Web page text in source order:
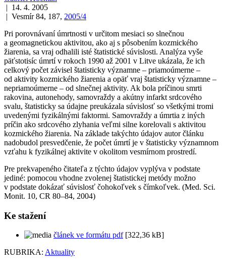
| 14. 4. 2005
| Vesmír 84, 187, 2005/4
Pri porovnávaní úmrtnosti v určitom mesiaci so slnečnou
a geomagnetickou aktivitou, ako aj s pôsobením kozmického
žiarenia, sa vraj odhalili isté štatistické súvislosti. Analýza vyše
päťstotisíc úmrtí v rokoch 1990 až 2001 v Litve ukázala, že ich
celkový počet závisel štatisticky významne – priamoúmerne –
od aktivity kozmického žiarenia a opäť vraj štatisticky významne –
nepriamoúmerne – od slnečnej aktivity. Ak bola príčinou smrti
rakovina, autonehody, samovraždy a akútny infarkt srdcového
svalu, štatisticky sa údajne preukázala súvislosť so všetkými tromi
uvedenými fyzikálnými faktormi. Samovraždy a úmrtia z iných
príčin ako srdcového zlyhania veľmi silne korelovali s aktivitou
kozmického žiarenia. Na základe takýchto údajov autor článku
nadobudol presvedčenie, že počet úmrtí je v štatisticky významnom
vzťahu k fyzikálnej aktivite v okolitom vesmírnom prostredí.
Pre prekvapeného čitateľa z týchto údajov vyplýva v podstate
jediné: pomocou vhodne zvolenej štatistickej metódy možno
v podstate dokázať súvislosť čohokoľvek s čímkoľvek. (Med. Sci.
Monit. 10, CR 80–84, 2004)
Ke stažení
článek ve formátu pdf[322,36 kB]
RUBRIKA: Aktuality